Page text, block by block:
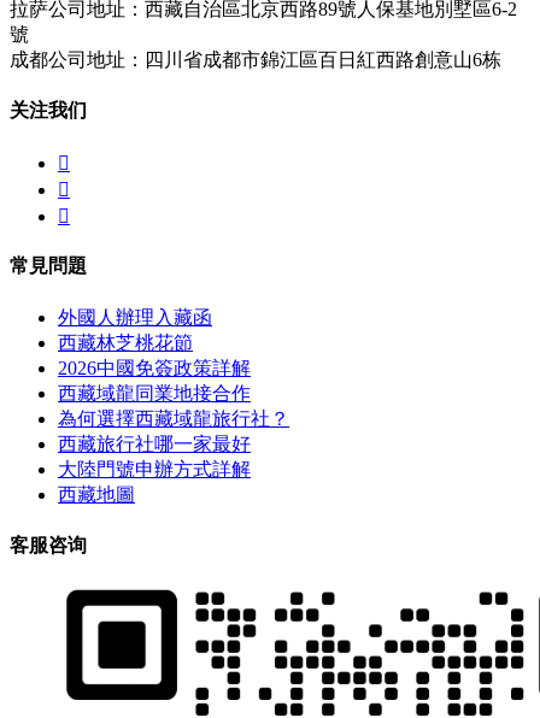
拉萨公司地址：西藏自治區北京西路89號人保基地別墅區6-2
號
成都公司地址：四川省成都市錦江區百日紅西路創意山6栋
关注我们



常見問題
外國人辦理入藏函
西藏林芝桃花節
2026中國免簽政策詳解
西藏域龍同業地接合作
為何選擇西藏域龍旅行社？
西藏旅行社哪一家最好
大陸門號申辦方式詳解
西藏地圖
客服咨询